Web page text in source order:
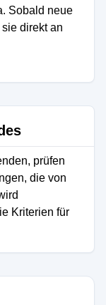
Sobald neue
direkt an
prüfen
die von
Kriterien für